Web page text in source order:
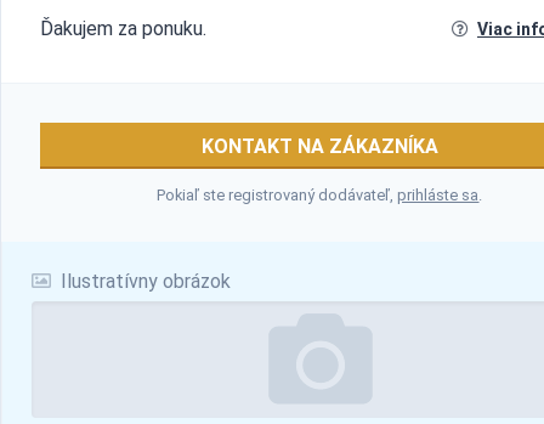
Ilustratívny obrázok
Ďakujem za ponuku. Viac
KONTAKT NA ZÁKAZNÍKA
Pokiaľ ste registrovaný dodávateľ,prihláste sa.